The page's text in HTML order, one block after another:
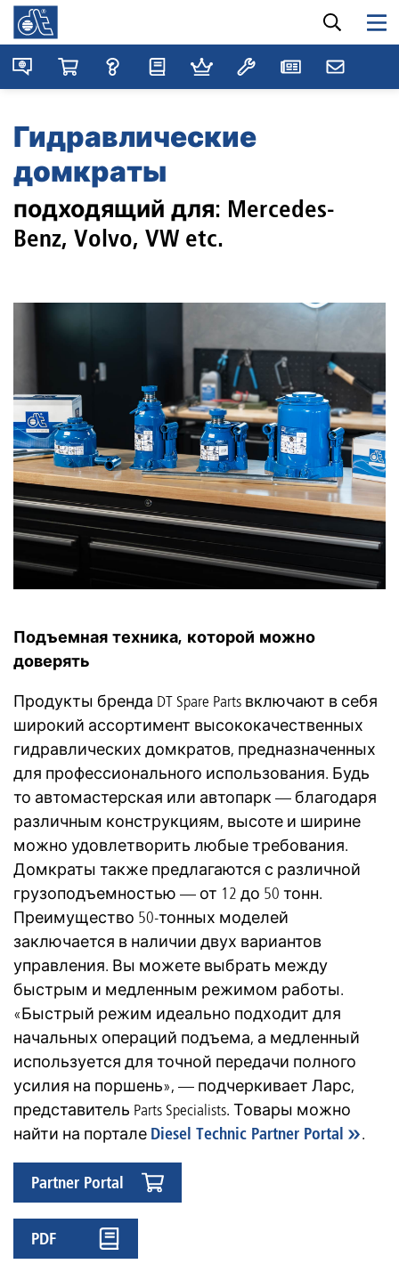
Гидравлические
домкраты
подходящий для: Mercedes-
Benz, Volvo, VW etc.
Подъемная техника, которой можно
доверять
Продукты бренда DT Spare Parts включают в себя
широкий ассортимент высококачественных
гидравлических домкратов, предназначенных
для профессионального использования. Будь
то автомастерская или автопарк — благодаря
различным конструкциям, высоте и ширине
можно удовлетворить любые требования.
Домкраты также предлагаются с различной
грузоподъемностью — от 12 до 50 тонн.
Преимущество 50-тонных моделей
заключается в наличии двух вариантов
управления. Вы можете выбрать между
быстрым и медленным режимом работы.
«Быстрый режим идеально подходит для
начальных операций подъема, а медленный
используется для точной передачи полного
усилия на поршень», — подчеркивает Ларс,
представитель Parts Specialists. Товары можно
найти на портале Diesel Technic Partner Portal .
Partner Portal
PDF